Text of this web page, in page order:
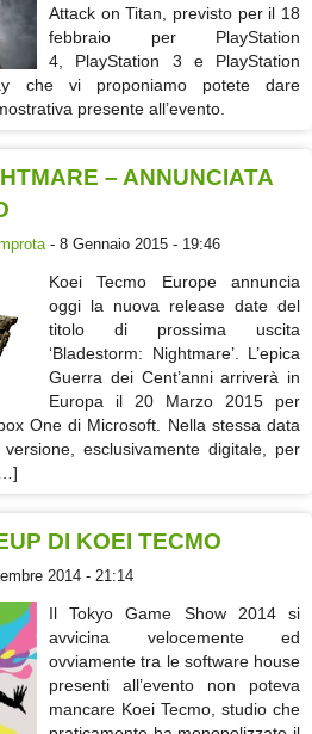
Attack on Titan, previsto per il 18
febbraio per PlayStation
4, PlayStation 3 e PlayStation
che vi proponiamo potete dare
presente all’evento.
– ANNUNCIATA
- 8 Gennaio 2015 - 19:46
Koei Tecmo Europe annuncia
oggi la nuova release date del
titolo di prossima uscita
‘Bladestorm: Nightmare’. L’epica
Guerra dei Cent’anni arriverà in
Europa il 20 Marzo 2015 per
One di Microsoft. Nella stessa data
esclusivamente digitale, per
DI KOEI TECMO
2014 - 21:14
Il Tokyo Game Show 2014 si
avvicina velocemente ed
ovviamente tra le software house
presenti all’evento non poteva
mancare Koei Tecmo, studio che